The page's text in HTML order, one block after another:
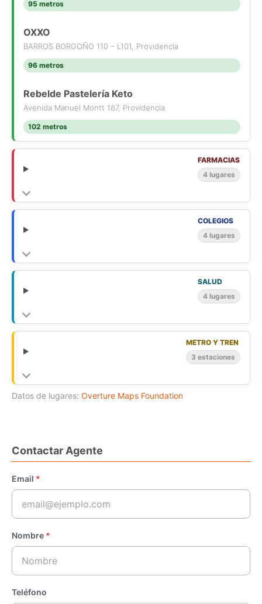
95 metros
OXXO
BARROS BORGOÑO 110 – L101, Providencia
96 metros
Rebelde Pastelería Keto
Avenida Manuel Montt 187, Providencia
102 metros
FARMACIAS
4 lugares
COLEGIOS
4 lugares
SALUD
4 lugares
METRO Y TREN
3 estaciones
Datos de lugares: Overture Maps Foundation
Contactar Agente
Email *
Nombre *
Teléfono